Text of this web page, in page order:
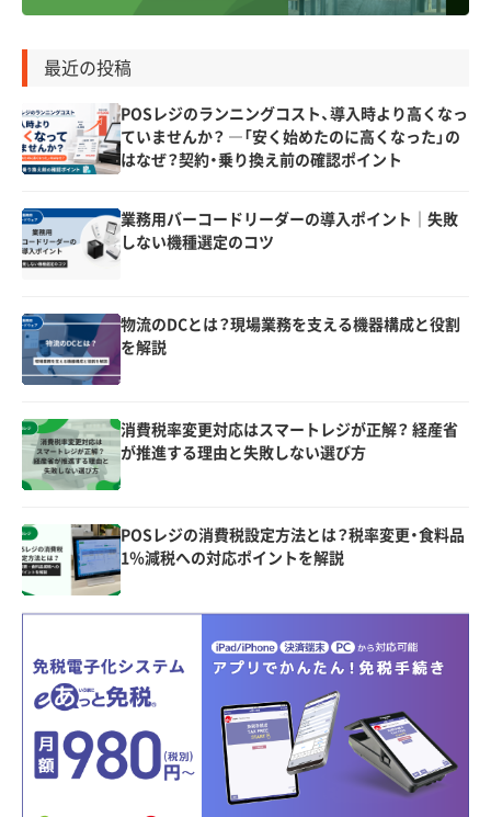
最近の投稿
POSレジのランニングコスト、導入時より高くなっ
ていませんか？ ―「安く始めたのに高くなった」の
はなぜ？契約・乗り換え前の確認ポイント
業務用バーコードリーダーの導入ポイント｜失敗
しない機種選定のコツ
物流のDCとは？現場業務を支える機器構成と役割
を解説
消費税率変更対応はスマートレジが正解？ 経産省
が推進する理由と失敗しない選び方
POSレジの消費税設定方法とは？税率変更・食料品
1％減税への対応ポイントを解説